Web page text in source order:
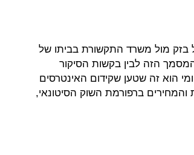
מול משרד התקשורת בביתו של
הזה לבין בקשות הסיקור
הוא זה שטען שקידום האינטרסים
ברפורמת השוק הסיטונאי,